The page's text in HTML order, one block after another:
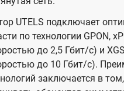
UTELS подключает
по технологии GPON,
до 2,5 Гбит/с) и
до 10 Гбит/с).
заключается в